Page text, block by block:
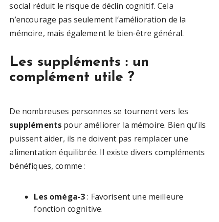
social réduit le risque de déclin cognitif. Cela
n’encourage pas seulement l’amélioration de la
mémoire, mais également le bien-être général.
Les suppléments : un
complément utile ?
De nombreuses personnes se tournent vers les
suppléments pour améliorer la mémoire. Bien qu’ils
puissent aider, ils ne doivent pas remplacer une
alimentation équilibrée. Il existe divers compléments
bénéfiques, comme :
Les oméga-3: Favorisent une meilleure
fonction cognitive.